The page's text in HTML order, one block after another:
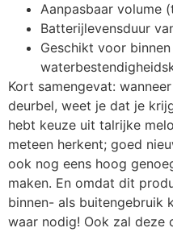
Aanpasbaar volume
Batterijlevensduur
Geschikt voor
Kort samengevat:
deurbel, weet je dat je
hebt keuze uit talrijke
meteen herkent; goed
ook nog eens hoog
maken. En omdat dit
binnen- als buitengebruik
waar nodig! Ook zal deze